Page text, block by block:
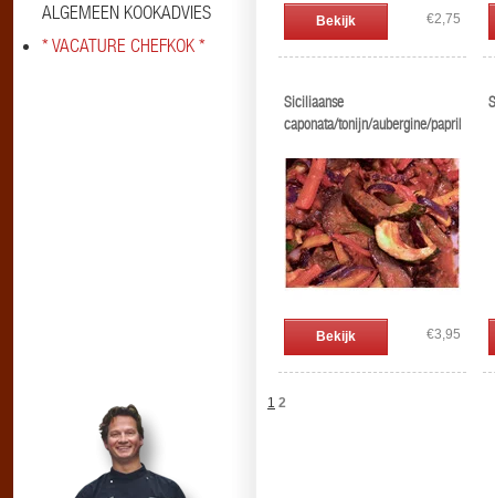
ALGEMEEN KOOKADVIES
* VACATURE CHEFKOK *
Bekijk €2,75
Siciliaanse
caponata/tonijn/aubergine/paprika/
Bekijk €3,95
1 2